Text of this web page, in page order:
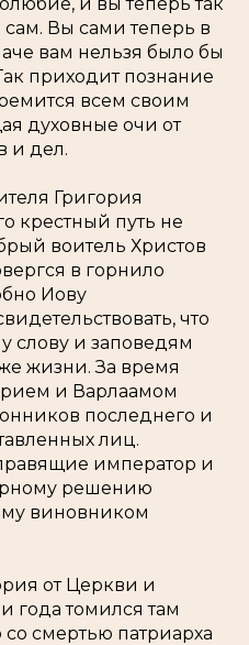
сам. Вы сами теперь в
вам нельзя было бы
приходит познание
всем своим
духовные очи от
и дел.
Григория
крестный путь не
воитель Христов
в горнило
Иову
что
слову и заповедям
жизни. За время
и Варлаамом
последнего и
лиц.
император и
решению
виновником
от Церкви и
года томился там
со смертью патриарха